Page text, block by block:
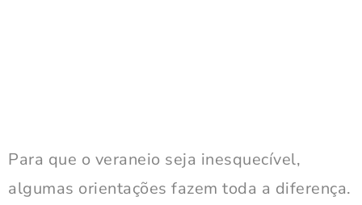
Para que o veraneio seja inesquecível,
algumas orientações fazem toda a diferença.